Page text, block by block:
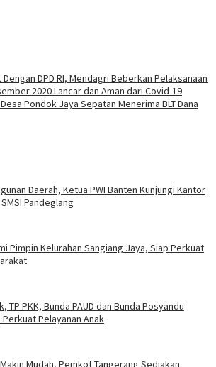
Dengan DPD RI, Mendagri Beberkan Pelaksanaan
2020 Lancar dan Aman dari Covid-19
Pondok Jaya Sepatan Menerima BLT Dana
Daerah, Ketua PWI Banten Kunjungi Kantor
Pandeglang
Pimpin Kelurahan Sangiang Jaya, Siap Perkuat
TP PKK, Bunda PAUD dan Bunda Posyandu
Pelayanan Anak
Mudah, Pemkot Tangerang Sediakan